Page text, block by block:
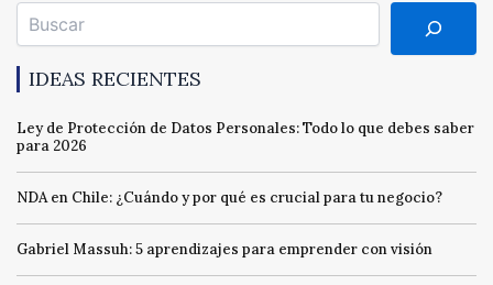
Buscar
IDEAS RECIENTES
Ley de Protección de Datos Personales: Todo lo que debes saber
para 2026
NDA en Chile: ¿Cuándo y por qué es crucial para tu negocio?
Gabriel Massuh: 5 aprendizajes para emprender con visión